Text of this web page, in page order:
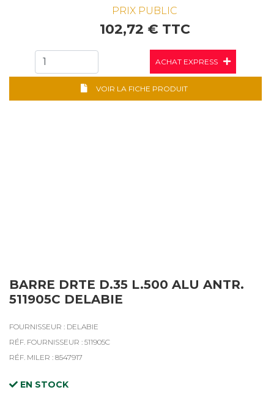
PRIX PUBLIC
102,72 € TTC
ACHAT EXPRESS
VOIR LA FICHE PRODUIT
BARRE DRTE D.35 L.500 ALU ANTR.
511905C DELABIE
FOURNISSEUR : DELABIE
RÉF. FOURNISSEUR : 511905C
RÉF. MILER : 8547917
EN STOCK